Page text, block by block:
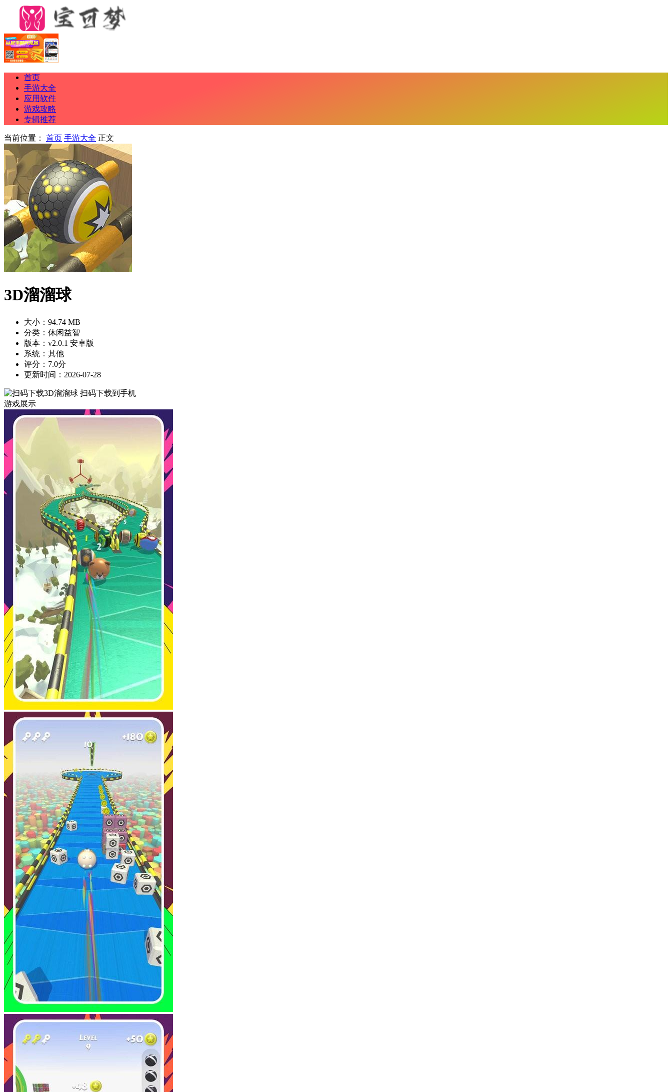
首页
手游大全
应用软件
游戏攻略
专辑推荐
当前位置： 首页 手游大全 正文
3D溜溜球
大小：94.74 MB
分类：休闲益智
版本：v2.0.1 安卓版
系统：其他
评分：7.0分
更新时间：2026-07-28
扫码下载到手机
游戏展示